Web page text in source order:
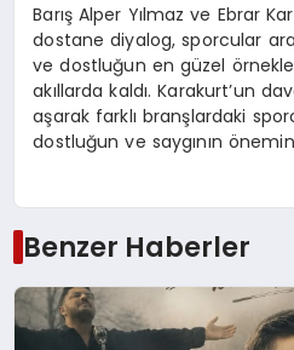
Barış Alper Yılmaz ve Ebrar
dostane diyalog, sporcular
ve dostluğun en güzel
akıllarda kaldı. Karakurt’un
aşarak farklı branşlardaki
dostluğun ve saygının
Benzer Haberler